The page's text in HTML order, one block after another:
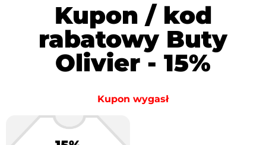
Kupon / kod
rabatowy Buty
Olivier - 15%
Kupon wygasł